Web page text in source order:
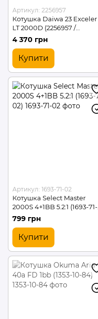
Артикул: 2256957
Котушка Daiwa 23 Exceler
LT 2000D (2256957 /
20060084)
4 370 грн
Купити
Артикул: 1693-71-02
Котушка Select Master
2000S 4+1BB 5.2:1 (1693-71-
02)
799 грн
Купити